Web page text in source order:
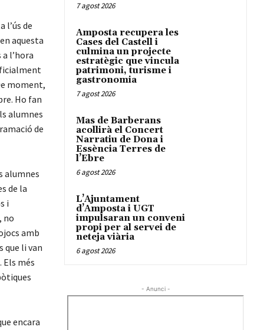
l’ús de
aquesta
l’hora
moment,
Ho fan
alumnes
de
alumnes
de la
i
no
amb
que li van
més
encara
7 agost 2026
Amposta recupera les
Cases del Castell i
culmina un projecte
estratègic que vincula
patrimoni, turisme i
gastronomia
7 agost 2026
Mas de Barberans
acollirà el Concert
Narratiu de Dona i
Essència Terres de
l’Ebre
6 agost 2026
L’Ajuntament
d’Amposta i UGT
impulsaran un conveni
propi per al servei de
neteja viària
6 agost 2026
- Anunci -